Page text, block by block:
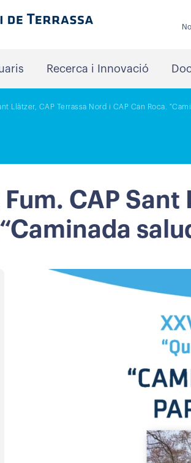
Recerca i Innovació
Llàtzer, CAP Terrassa Nord i CAP Can Roca.
CAP